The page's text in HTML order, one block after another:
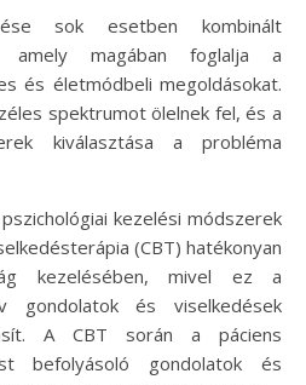
sok esetben kombinált
amely magában foglalja a
és életmódbeli megoldásokat.
spektrumot ölelnek fel, és a
kiválasztása a probléma
kezelési módszerek
(CBT) hatékonyan
kezelésében, mivel ez a
gondolatok és viselkedések
A CBT során a páciens
befolyásoló gondolatok és